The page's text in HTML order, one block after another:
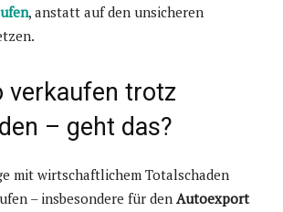
, anstatt auf den unsicheren
verkaufen trotz
– geht das?
mit wirtschaftlichem Totalschaden
– insbesondere für den Autoexport